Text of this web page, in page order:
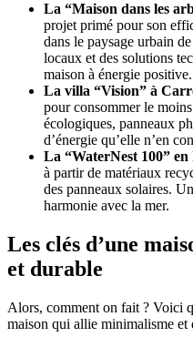
La “Maison dans les
projet primé pour son
dans le paysage urbain
locaux et des solutions
maison à énergie positive.
La villa “Vision” à
pour consommer le
écologiques, panneaux
d’énergie qu’elle n’en
La “WaterNest 100” en
à partir de matériaux
des panneaux solaires.
harmonie avec la mer.
Les clés d’une
et durable
Alors, comment on fait ? Voici
maison qui allie minimalisme et